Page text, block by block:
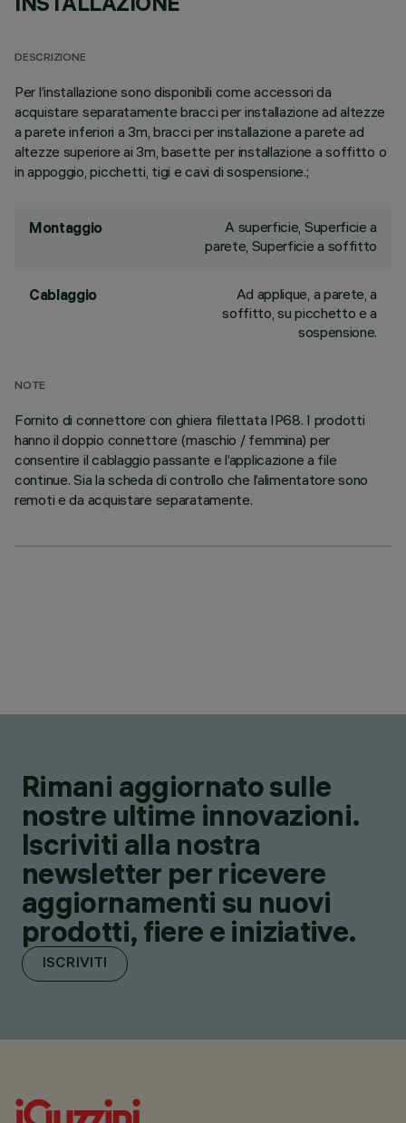
DESCRIZIONE
Per l’installazione sono disponibili come accessori da
acquistare separatamente bracci per installazione ad altezze
a parete inferiori a 3m, bracci per installazione a parete ad
altezze superiore ai 3m, basette per installazione a soffitto o
in appoggio, picchetti, tigi e cavi di sospensione.;
Montaggio
A superficie, Superficie a
parete, Superficie a soffitto
Cablaggio
Ad applique, a parete, a
soffitto, su picchetto e a
sospensione.
NOTE
Fornito di connettore con ghiera filettata IP68. I prodotti
hanno il doppio connettore (maschio / femmina) per
consentire il cablaggio passante e l’applicazione a file
continue. Sia la scheda di controllo che l’alimentatore sono
remoti e da acquistare separatamente.
Rimani aggiornato sulle
nostre ultime innovazioni.
Iscriviti alla nostra
newsletter per ricevere
aggiornamenti su nuovi
prodotti, fiere e iniziative.
ISCRIVITI